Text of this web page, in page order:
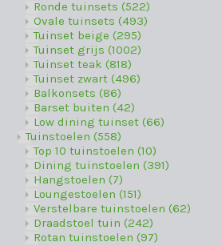
Ronde tuinsets(522)
Ovale tuinsets(493)
Tuinset beige(295)
Tuinset grijs(1002)
Tuinset teak(818)
Tuinset zwart(496)
Balkonsets(86)
Barset buiten(42)
Low dining tuinset(66)
Tuinstoelen(558)
Top 10 tuinstoelen(10)
Dining tuinstoelen(391)
Hangstoelen(7)
Loungestoelen(151)
Verstelbare tuinstoelen(62)
Draadstoel tuin(242)
Rotan tuinstoelen(97)